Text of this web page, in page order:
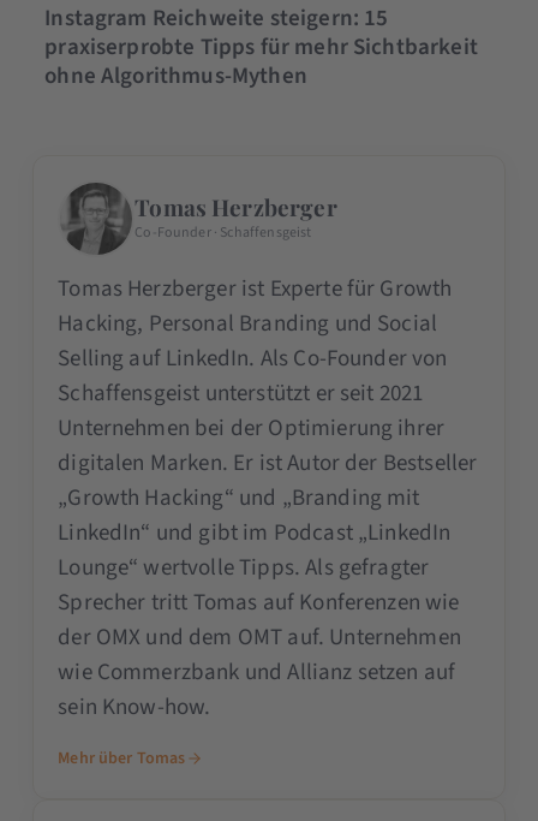
Instagram Reichweite steigern: 15
praxiserprobte Tipps für mehr Sichtbarkeit
ohne Algorithmus-Mythen
Tomas Herzberger
Co-Founder · Schaffensgeist
Tomas Herzberger ist Experte für Growth
Hacking, Personal Branding und Social
Selling auf LinkedIn. Als Co-Founder von
Schaffensgeist unterstützt er seit 2021
Unternehmen bei der Optimierung ihrer
digitalen Marken. Er ist Autor der Bestseller
„Growth Hacking“ und „Branding mit
LinkedIn“ und gibt im Podcast „LinkedIn
Lounge“ wertvolle Tipps. Als gefragter
Sprecher tritt Tomas auf Konferenzen wie
der OMX und dem OMT auf. Unternehmen
wie Commerzbank und Allianz setzen auf
sein Know-how.
Mehr über Tomas